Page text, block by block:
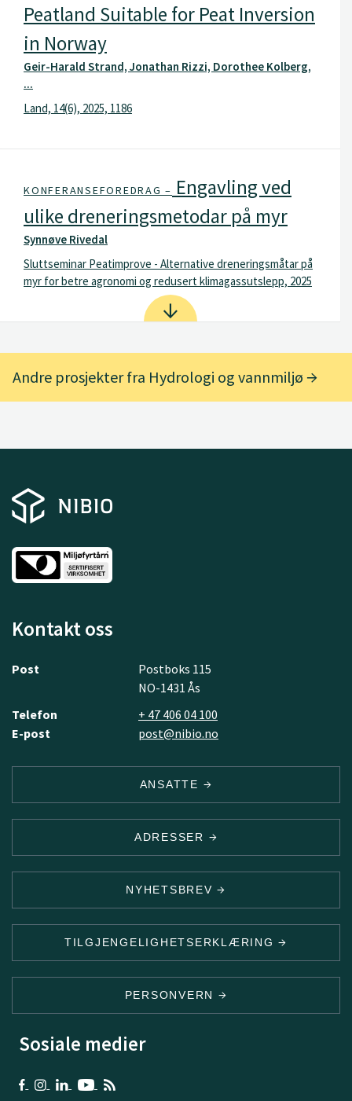
Peatland Suitable for Peat Inversion
in Norway
Geir-Harald Strand, Jonathan Rizzi, Dorothee Kolberg,
...
Land, 14(6), 2025, 1186
KONFERANSEFOREDRAG – Engavling ved
ulike dreneringsmetodar på myr
Synnøve Rivedal
Sluttseminar Peatimprove - Alternative dreneringsmåtar på
myr for betre agronomi og redusert klimagassutslepp, 2025
Andre prosjekter fra Hydrologi og vannmiljø
Kontakt oss
Post
Postboks 115
NO-1431 Ås
Telefon
+ 47 406 04 100
E-post
post@nibio.no
ANSATTE
ADRESSER
NYHETSBREV
TILGJENGELIGHETSERKLÆRING
PERSONVERN
Sosiale medier